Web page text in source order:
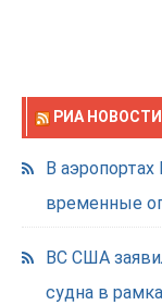
РИА НОВОСТИ
В
временные
ВС США
судна в